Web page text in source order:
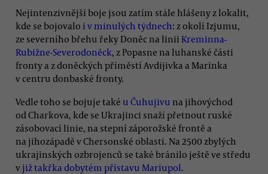
Nejintenzivnější boje jsou zatím stále hlášeny z lokalit,
kde se bojovalo i v minulých týdnech: z okolí Izjumu,
ze severního břehu řeky Doněc na linii Kreminna-
Rubižne-Severodoněck, z Popasne na luhanské části
fronty a z doněckých příměstí Avdijivka a Marinka
v centru donbaské fronty.
Vedle toho se bojuje také u Čuhujivu na jihovýchod
od Charkova, kde se Ukrajinci snaží přetnout ruské
zásobovací linie, na stepní záporožské frontě a
na jihozápadě v Chersonské oblasti. Na 2500 zbylých
ukrajinských ozbrojenců se také bránilo ještě ve středu
v již takřka dobytém přístavu Mariupol.